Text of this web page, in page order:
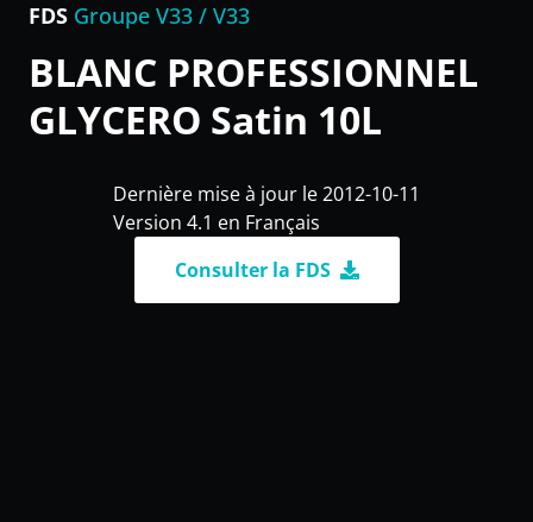
BLANC PROFESSIONNEL
GLYCERO Satin 10L
FDS Groupe V33 / V33
Dernière mise à jour le 2012-10-11
Version 4.1 en Français
Consulter la FDS